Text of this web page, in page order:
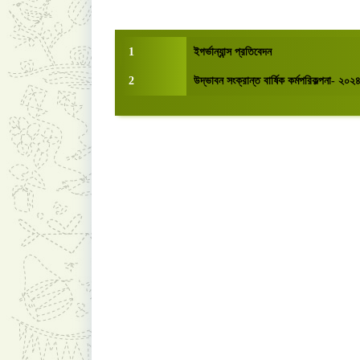
1 ইগর্ভান্যান্স প্রতিবেদন
2 উদ্ভাবন সংক্রান্ত বার্ষিক কর্মপরিকল্পনা-